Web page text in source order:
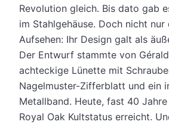
Revolution gleich. Bis dato gab
im Stahlgehäuse. Doch nicht
Aufsehen: Ihr Design galt als
Der Entwurf stammte von
achteckige Lünette mit
Nagelmuster-Zifferblatt und ein
Metallband. Heute, fast 40
Royal Oak Kultstatus erreicht.